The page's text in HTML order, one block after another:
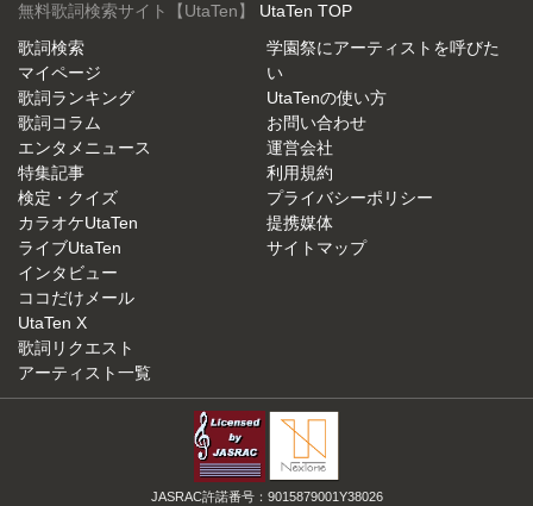
無料歌詞検索サイト【UtaTen】 UtaTen TOP
歌詞検索
マイページ
歌詞ランキング
歌詞コラム
エンタメニュース
特集記事
検定・クイズ
カラオケUtaTen
ライブUtaTen
インタビュー
ココだけメール
UtaTen X
歌詞リクエスト
アーティスト一覧
学園祭にアーティストを呼びた
い
UtaTenの使い方
お問い合わせ
運営会社
利用規約
プライバシーポリシー
提携媒体
サイトマップ
JASRAC許諾番号：9015879001Y38026